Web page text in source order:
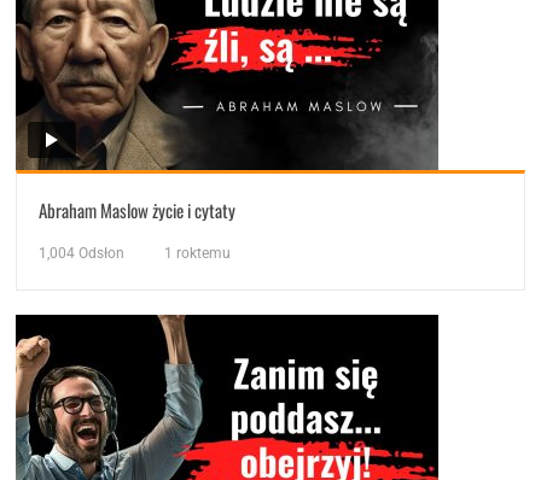
Abraham Maslow życie i cytaty
1,004 Odsłon 1 roktemu